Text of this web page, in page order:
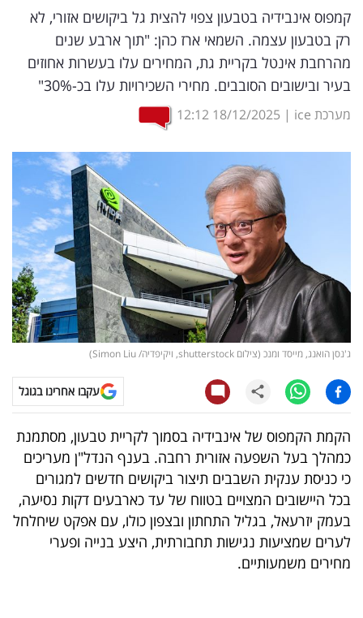
וטק
שיווק
ופרסום
משפט
מדדים
עסקית
קריפטו
ויראלי
טלוויזיה
עסקי
ספורט
קריירה
ולימודים
מינויים
קמפוס אינבידיה בטבעון צפוי להצית גל ביקושים אזורי, לא
רק בטבעון עצמה. השמאי ארז כהן: "תוך ארבע שנים
מהרחבת אינטל בקריית גת, המחירים עלו בעשרות אחוזים
בעיר ובישובים הסובבים. מחירי השכירויות עלו בכ-30%"
מערכת ice |
18/12/2025
12:12
ג'נסן הואנג, מייסד ומנכ (צילום shutterstock, ויקיפדיה/ Simon Liu)
עקבו אחרינו בגוגל
הקמת הקמפוס של אינבידיה בסמוך לקריית טבעון, מסתמנת
כמהלך בעל השפעה אזורית רחבה. בענף הנדל"ן מעריכים
כי כניסת ענקית השבבים תיצור ביקושים חדשים למגורים
בכל היישובים המצויים בטווח של עד כארבעים דקות נסיעה,
בעמק יזרעאל, בגליל התחתון ובצפון כולו, עם אפקט שיחלחל
לערים שמציעות נגישות תחבורתית, היצע בנייה ופערי
מחירים משמעותיים.